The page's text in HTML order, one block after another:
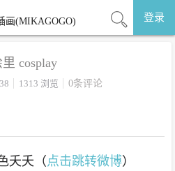
登录
cosplay
1313 浏览 0条评论
夭夭（ 点击跳转微博）